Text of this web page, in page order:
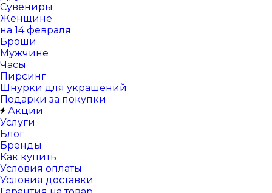
Сувениры
Женщине
на 14 февраля
Броши
Мужчине
Часы
Пирсинг
Шнурки для украшений
Подарки за покупки
Акции
Услуги
Блог
Бренды
Как купить
Условия оплаты
Условия доставки